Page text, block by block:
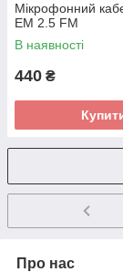
Мікрофонний
EM 2.5 FM
В наявності
440 ₴
Про нас